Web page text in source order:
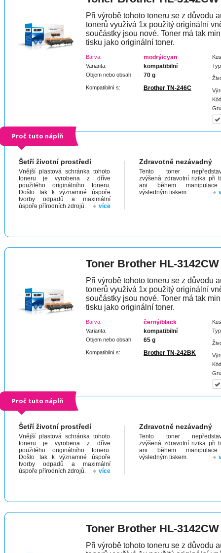
Při výrobě tohoto toneru se z důvodu
tonerů využívá 1x použitý originální
součástky jsou nové. Toner má tak
tisku jako originální toner.
Barva: modrý/cyan
Varianta: kompatibilní
Objem nebo obsah: 70 g
Kompatibilní s: Brother TN-246C
Proč tuto náplň
Šetří životní prostředí
Vnější plastová schránka tohoto
toneru je vyrobena z dříve
použitého originálního toneru.
Došlo tak k významné úspoře
tvorby odpadů a maximální
úspoře přírodních zdrojů.
více
Zdravotně nezávadný
Tento toner
zvýšená zdravotní rizika při
ani během
výsledným tiskem.
Toner Brother HL-3142CW
Při výrobě tohoto toneru se z důvodu
tonerů využívá 1x použitý originální
součástky jsou nové. Toner má tak
tisku jako originální toner.
Barva: černý/black
Varianta: kompatibilní
Objem nebo obsah: 65 g
Kompatibilní s: Brother TN-242BK
Proč tuto náplň
Šetří životní prostředí
Vnější plastová schránka tohoto
toneru je vyrobena z dříve
použitého originálního toneru.
Došlo tak k významné úspoře
tvorby odpadů a maximální
úspoře přírodních zdrojů.
více
Zdravotně nezávadný
Tento toner
zvýšená zdravotní rizika při
ani během
výsledným tiskem.
Toner Brother HL-3142CW
Při výrobě tohoto toneru se z důvodu